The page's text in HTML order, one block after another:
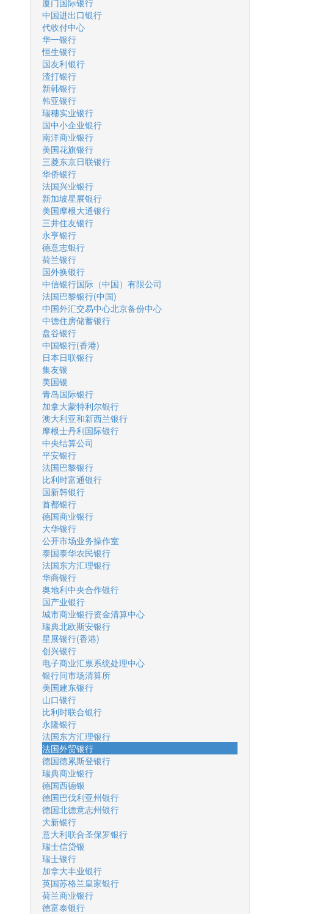
厦门国际银行
中国进出口银行
代收付中心
华一银行
恒生银行
国友利银行
渣打银行
新韩银行
韩亚银行
瑞穗实业银行
国中小企业银行
南洋商业银行
美国花旗银行
三菱东京日联银行
华侨银行
法国兴业银行
新加坡星展银行
美国摩根大通银行
三井住友银行
永亨银行
德意志银行
荷兰银行
国外换银行
中信银行国际（中国）有限公司
法国巴黎银行(中国)
中国外汇交易中心北京备份中心
中德住房储蓄银行
盘谷银行
中国银行(香港)
日本日联银行
集友银
美国银
青岛国际银行
加拿大蒙特利尔银行
澳大利亚和新西兰银行
摩根士丹利国际银行
中央结算公司
平安银行
法国巴黎银行
比利时富通银行
国新韩银行
首都银行
德国商业银行
大华银行
公开市场业务操作室
泰国泰华农民银行
法国东方汇理银行
华商银行
奥地利中央合作银行
国产业银行
城市商业银行资金清算中心
瑞典北欧斯安银行
星展银行(香港)
创兴银行
电子商业汇票系统处理中心
银行间市场清算所
美国建东银行
山口银行
比利时联合银行
永隆银行
法国东方汇理银行
法国外贸银行
德国德累斯登银行
瑞典商业银行
德国西德银
德国巴伐利亚州银行
德国北德意志州银行
大新银行
意大利联合圣保罗银行
瑞士信贷银
瑞士银行
加拿大丰业银行
英国苏格兰皇家银行
荷兰商业银行
德富泰银行